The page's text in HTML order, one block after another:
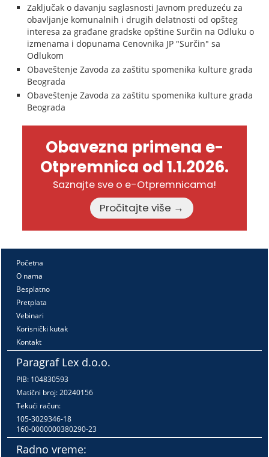
Zaključak o davanju saglasnosti Javnom preduzeću za
obavljanje komunalnih i drugih delatnosti od opšteg
interesa za građane gradske opštine Surčin na Odluku o
izmenama i dopunama Cenovnika JP "Surčin" sa
Odlukom
Obaveštenje Zavoda za zaštitu spomenika kulture grada
Beograda
Obaveštenje Zavoda za zaštitu spomenika kulture grada
Beograda
Obavezna primena e-
Otpremnica od 1.1.2026.
Saznajte sve o e-Otpremnicama!
Pročitajte više →
Početna
O nama
Besplatno
Pretplata
Vebinari
Korisnički kutak
Kontakt
Paragraf Lex d.o.o.
PIB: 104830593
Matični broj: 20240156
Tekući račun:
105-3029346-18
160-0000000380290-23
Radno vreme: